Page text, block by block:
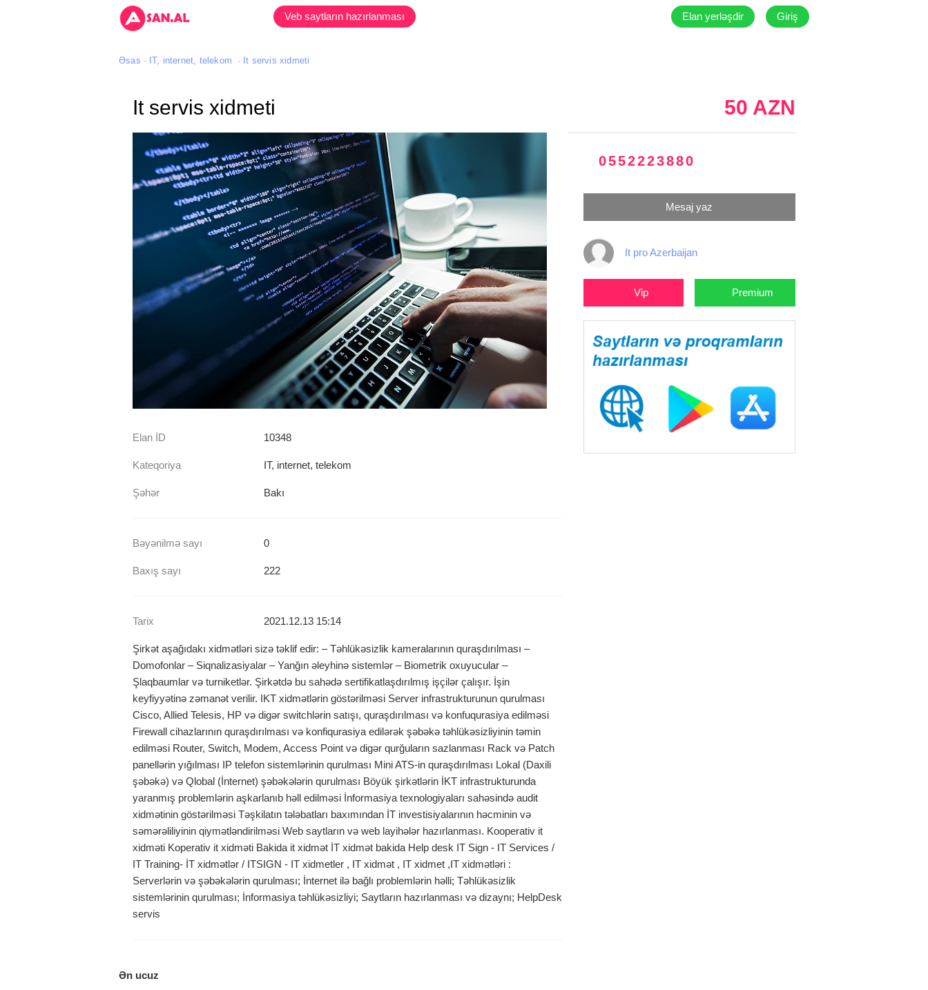
Elan yerləşdir Giriş
Veb saytların hazırlanması
Əsas IT, internet, telekom It servis xidmeti
It servis xidmeti
Elan İD 10348
Kateqoriya IT, internet, telekom
Şəhər Bakı
Bəyənilmə sayı 0
Baxış sayı 222
Tarix 2021.12.13 15:14
Şirkət aşağıdakı xidmətləri sizə təklif edir: – Təhlükəsizlik kameralarının quraşdırılması –
Domofonlar – Siqnalizasiyalar – Yanğın əleyhinə sistemlər – Biometrik oxuyucular –
Şlaqbaumlar və turniketlər. Şirkətdə bu sahədə sertifikatlaşdırılmış işçilər çalışır. İşin
keyfiyyətinə zəmanət verilir. IKT xidmətlərin göstərilməsi Server infrastrukturunun qurulması
Cisco, Allied Telesis, HP və digər switchlərin satışı, quraşdırılması və konfuqurasiya edilməsi
Firewall cihazlarının quraşdırılması və konfiqurasiya edilərək şəbəkə təhlükəsizliyinin təmin
edilməsi Router, Switch, Modem, Access Point və digər qurğuların sazlanması Rack və Patch
panellərin yığılması IP telefon sistemlərinin qurulması Mini ATS-in quraşdırılması Lokal (Daxili
şəbəkə) və Qlobal (İnternet) şəbəkələrin qurulması Böyük şirkətlərin İKT infrastrukturunda
yaranmış problemlərin aşkarlanıb həll edilməsi İnformasiya texnologiyaları sahəsində audit
xidmətinin göstərilməsi Təşkilatın tələbatları baxımından İT investisiyalarının həcminin və
səmərəliliyinin qiymətləndirilməsi Web saytların və web layihələr hazırlanması. Kooperativ it
xidməti Koperativ it xidməti Bakida it xidmət İT xidmət bakida Help desk IT Sign - IT Services /
IT Training- İT xidmətlər / ITSIGN - IT xidmetler , IT xidmət , IT xidmet ,IT xidmətləri :
Serverlərin və şəbəkələrin qurulması; İnternet ilə bağlı problemlərin həlli; Təhlükəsizlik
sistemlərinin qurulması; İnformasiya təhlükəsizliyi; Saytların hazırlanması və dizaynı; HelpDesk
servis
50 AZN
0552223880
Mesaj yaz
It pro Azerbaijan
Vip Premium
Ən ucuz